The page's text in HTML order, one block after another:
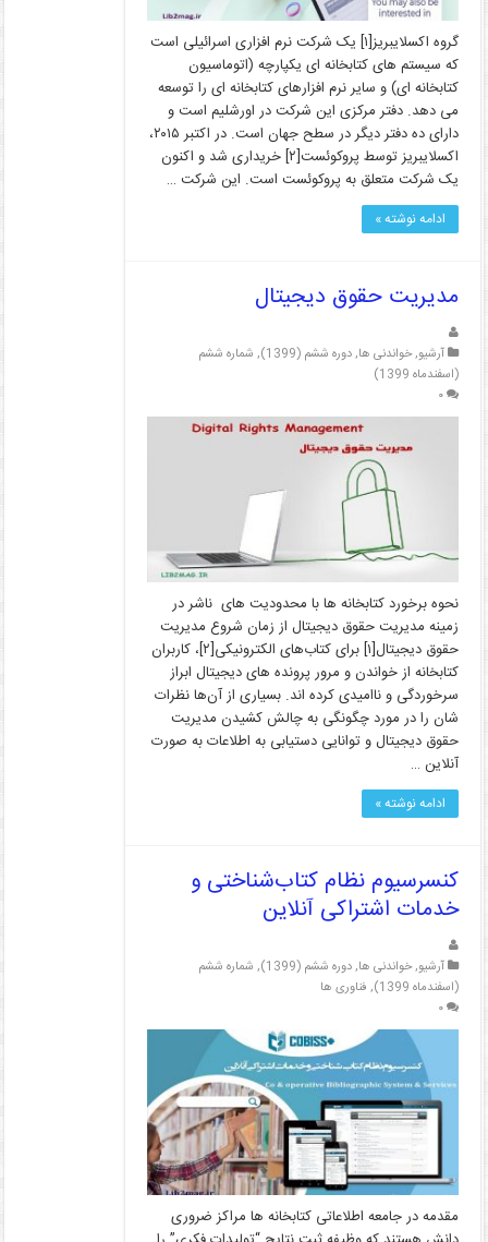
گروه اکسلایبریز[۱] یک شرکت نرم ­افزاری اسرائیلی است
که سیستم ­های کتابخانه ­ای یکپارچه (اتوماسیون
کتابخانه ­ای) و سایر نرم ­افزارهای کتابخانه ­ای را توسعه
می ­دهد. دفتر مرکزی این شرکت در اورشلیم است و
دارای ده دفتر دیگر در سطح جهان است. در اکتبر ۲۰۱۵،
اکسلایبریز توسط پروکوئست[۲] خریداری شد و اکنون
یک شرکت متعلق به پروکوئست است. این شرکت …
ادامه نوشته »
مدیریت حقوق دیجیتال
آرشیو,خواندنی ها,دوره ششم (1399) , شماره ششم
(اسفندماه 1399)
۰
نحوه برخورد کتابخانه ­ها با محدودیت­ های ناشر در
زمینه مدیریت حقوق دیجیتال از زمان شروع مدیریت
حقوق دیجیتال[۱] برای کتاب‌های الکترونیکی[۲]، کاربران
کتابخانه از خواندن و مرور پرونده ­های دیجیتال ابراز
سرخوردگی و ناامیدی کرده­ اند. بسیاری از آن‌ها نظرات
شان را در مورد چگونگی به چالش کشیدن مدیریت
حقوق دیجیتال و توانایی دستیابی به اطلاعات به صورت
آنلاین …
ادامه نوشته »
کنسرسیوم نظام کتاب‌شناختی و
خدمات اشتراکی آنلاین
آرشیو,خواندنی ها,دوره ششم (1399) , شماره ششم
(اسفندماه 1399)
, فناوری ها
۰
مقدمه در جامعه اطلاعاتی کتابخانه ها مراکز ضروری